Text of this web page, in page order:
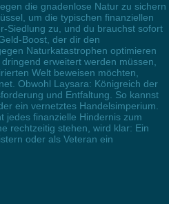
die gnadenlose Natur zu sichern
um die typischen finanziellen
Siedlung zu, und du brauchst sofort
Boost, der dir den
Naturkatastrophen optimieren
erweitert werden müssen,
Welt beweisen möchten,
Obwohl Laysara: Königreich der
und Entfaltung. So kannst
ein vernetztes Handelsimperium.
jedes finanzielle Hindernis zum
rechtzeitig stehen, wird klar: Ein
oder als Veteran ein